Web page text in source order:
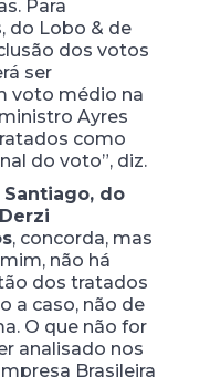
Para
do Lobo & de
dos votos
ser
voto médio na
Ayres
como
do voto”, diz.
do
, concorda, mas
não há
dos tratados
a caso, não de
O que não for
analisado nos
Brasileira